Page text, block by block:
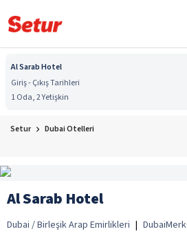
Al Sarab Hotel
Giriş - Çıkış Tarihleri
1 Oda, 2 Yetişkin
Setur Dubai Otelleri
Al Sarab Hotel
Dubai / Birleşik Arap Emirlikleri | Dubai